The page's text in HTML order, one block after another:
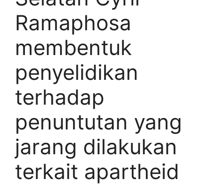
Ramaphosa
membentuk
penyelidikan
terhadap
penuntutan yang
jarang dilakukan
terkait apartheid